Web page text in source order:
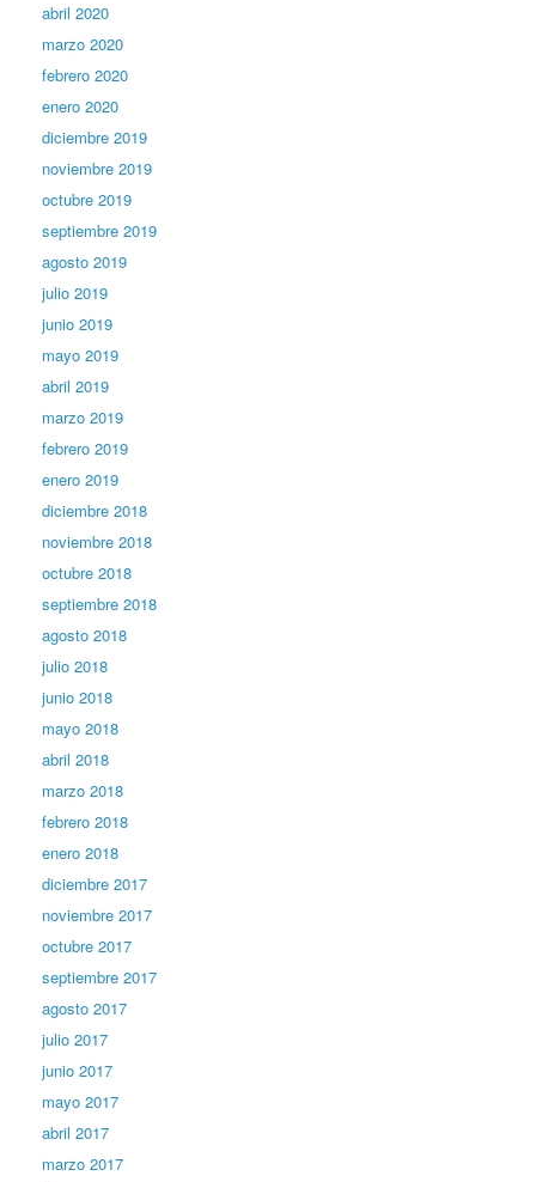
abril 2020
marzo 2020
febrero 2020
enero 2020
diciembre 2019
noviembre 2019
octubre 2019
septiembre 2019
agosto 2019
julio 2019
junio 2019
mayo 2019
abril 2019
marzo 2019
febrero 2019
enero 2019
diciembre 2018
noviembre 2018
octubre 2018
septiembre 2018
agosto 2018
julio 2018
junio 2018
mayo 2018
abril 2018
marzo 2018
febrero 2018
enero 2018
diciembre 2017
noviembre 2017
octubre 2017
septiembre 2017
agosto 2017
julio 2017
junio 2017
mayo 2017
abril 2017
marzo 2017